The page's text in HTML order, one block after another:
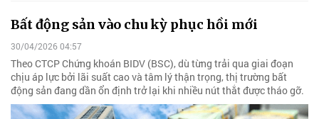
Bất động sản vào chu kỳ phục hồi mới
30/04/2026 04:57
Theo CTCP Chứng khoán BIDV (BSC), dù từng trải qua giai đoạn
chịu áp lực bởi lãi suất cao và tâm lý thận trọng, thị trường bất
động sản đang dần ổn định trở lại khi nhiều nút thắt được tháo gỡ.